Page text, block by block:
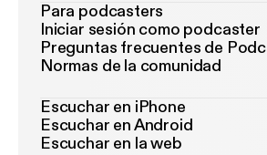
Para podcasters
Iniciar sesión como podcaster
Preguntas frecuentes de
Normas de la comunidad
Escuchar en iPhone
Escuchar en Android
Escuchar en la web